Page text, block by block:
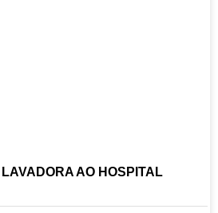
AO HOSPITAL